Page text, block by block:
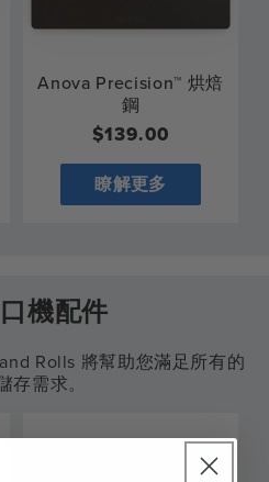
Anova Precision™ 烘焙
鋼
常
規
價
格
$139.00
瞭解更多
機配件
Rolls 將幫助您滿足所有的
需求。